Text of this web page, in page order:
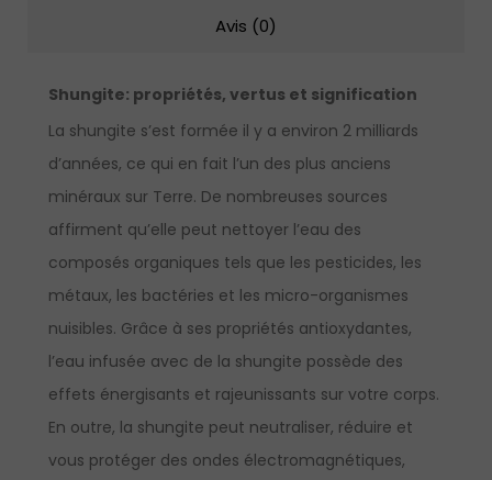
Avis (0)
Shungite: propriétés, vertus et signification
La shungite s’est formée il y a environ 2 milliards
d’années, ce qui en fait l’un des plus anciens
minéraux sur Terre. De nombreuses sources
affirment qu’elle peut nettoyer l’eau des
composés organiques tels que les pesticides, les
métaux, les bactéries et les micro-organismes
nuisibles. Grâce à ses propriétés antioxydantes,
l’eau infusée avec de la shungite possède des
effets énergisants et rajeunissants sur votre corps.
En outre, la shungite peut neutraliser, réduire et
vous protéger des ondes électromagnétiques,